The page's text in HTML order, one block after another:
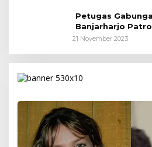
Petugas
Banjarharjo
21 November 2023